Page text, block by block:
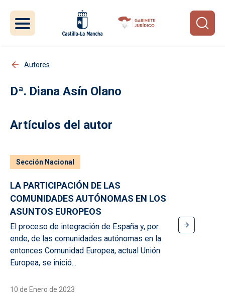
Autores
Diana Asín Olano
Artículos del autor
Sección Nacional
LA PARTICIPACIÓN DE LAS
COMUNIDADES AUTÓNOMAS EN LOS
ASUNTOS EUROPEOS
El proceso de integración de España y, por
ende, de las comunidades autónomas en la
entonces Comunidad Europea, actual Unión
Europea, se inició...
10 de Enero de 2023